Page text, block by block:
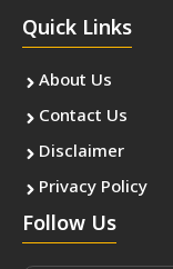
Quick Links
About Us
Contact Us
Disclaimer
Privacy Policy
Follow Us